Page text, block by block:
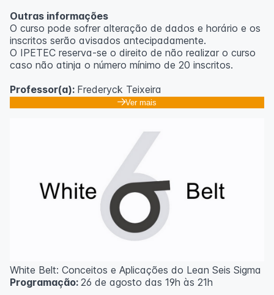
Outras informações
O curso pode sofrer alteração de dados e horário e os
inscritos serão avisados ​​antecipadamente.
O IPETEC reserva-se o direito de não realizar o curso
caso não atinja o número mínimo de 20 inscritos.
Professor(a): Frederyck Teixeira
Ver mais
White Belt: Conceitos e Aplicações do Lean Seis Sigma
Programação: 26 de agosto das 19h às 21h